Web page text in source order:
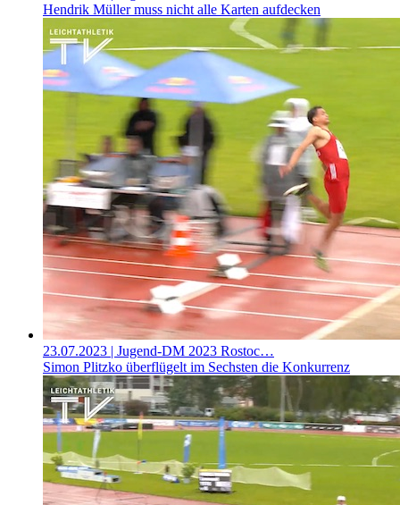
Hendrik Müller muss nicht alle Karten aufdecken
23.07.2023 | Jugend-DM 2023 Rostoc…
Simon Plitzko überflügelt im Sechsten die Konkurrenz